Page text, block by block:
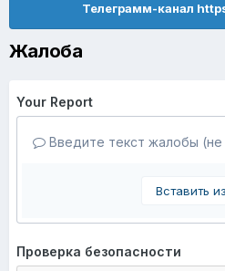
Телеграмм-канал
Жалоба
Your Report
Введите текст жалобы (не
Вставить
Проверка безопасности